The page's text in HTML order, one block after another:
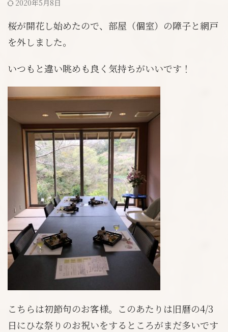
2020年5月8日
桜が開花し始めたので、部屋（個室）の障子と網戸
を外しました。
いつもと違い眺めも良く気持ちがいいです！
こちらは初節句のお客様。このあたりは旧暦の4/3
日にひな祭りのお祝いをするところがまだ多いです